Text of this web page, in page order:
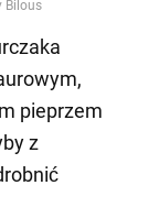
pieprzem
z